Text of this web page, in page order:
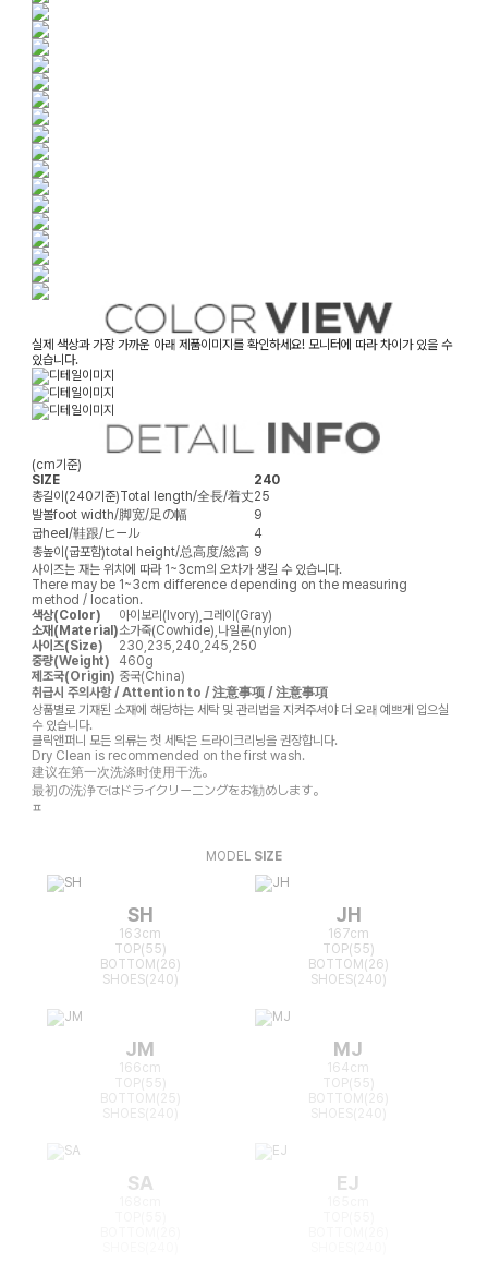
실제 색상과 가장 가까운 아래 제품이미지를 확인하세요! 모니터에 따라 차이가 있을 수
있습니다.
(cm기준)
SIZE
240
총길이(240기준)Total length/全長/着丈25
발볼foot width/脚宽/足の幅
9
굽heel/鞋跟/ヒール
4
총높이(굽포함)total height/总高度/総高 9
사이즈는 재는 위치에 따라 1~3cm의 오차가 생길 수 있습니다.
There may be 1~3cm difference depending on the measuring
method / location.
색상(Color)
아이보리(Ivory),그레이(Gray)
소재(Material)소가죽(Cowhide),나일론(nylon)
사이즈(Size)
230,235,240,245,250
중량(Weight)
460g
제조국(Origin) 중국(China)
취급시 주의사항 / Attention to / 注意事项 / 注意事項
상품별로 기재된 소재에 해당하는 세탁 및 관리법을 지켜주셔야 더 오래 예쁘게 입으실
수 있습니다.
클릭앤퍼니 모든 의류는 첫 세탁은 드라이크리닝을 권장합니다.
Dry Clean is recommended on the first wash.
建议在第一次洗涤时使用干洗。
最初の洗浄ではドライクリーニングをお勧めします。
ㅍ
MODEL SIZE
SH
163cm
TOP(55)
BOTTOM(26)
SHOES(240)
JH
167cm
TOP(55)
BOTTOM(26)
SHOES(240)
JM
166cm
TOP(55)
BOTTOM(25)
MJ
164cm
TOP(55)
BOTTOM(26)
SA EJ